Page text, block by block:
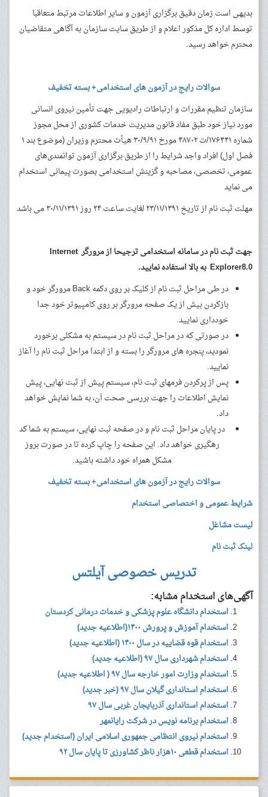
بدیهی است زمان دقیق برگزاری آزمون و سایر اطلاعات مرتبط متعاقبا
توسط اداره کل مذکور اعلام و از طریق سایت سازمان به آگاهی متقاضیان
محترم خواهد رسید.
سوالات رایج در آزمون های استخدامی+ بسته تخفیف
سازمان تنظیم مقررات و ارتباطات رادیویی جهت تأمین نیروی انسانی
مورد نیاز خود طبق مفاد قانون مدیریت خدمات کشوری از محل مجوز
شماره ۱۷۶۴۴۱/ت ۴۸۷۰۲ مورخ ۳۰/۹/۹۱ هیأت محترم وزیران (موضوع بند ۱
فصل اول) افراد واجد شرایط را از طریق برگزاری آزمون توانمندی‌های
عمومی، تخصصی، مصاحبه و گزینش استخدامی بصورت پیمانی استخدام
می نماید
مهلت ثبت نام از تاریخ ۲۳/۱۱/۱۳۹۱ لغایت ساعت ۲۴ روز ۳۰/۱۱/۱۳۹۱ می باشد
جهت ثبت نام در سامانه استخدامی ترجیحا از مرورگر Internet
Explorer8.0 به بالا استفاده نمایید.
در طی مراحل ثبت نام از کلیک بر روی دکمه Back مرورگر خود و
بازکردن بیش از یک صفحه مرورگر بر روی کامپیوتر خود جدا
خودداری نمایید.
در صورتی که در مراحل ثبت نام در سیستم به مشکلی برخورد
نمودید، پنجره های مرورگر را بسته و از ابتدا مراحل ثبت نام را آغاز
نمایید.
پس از پرکردن فرمهای ثبت نام، سیستم پیش از ثبت نهایی، پیش
نمایش اطلاعات را جهت بررسی صحت آن، به شما نمایش خواهد
داد.
در پایان مراحل ثبت نام و در صفحه ثبت نهایی، سیستم به شما کد
رهگیری خواهد داد. این صفحه را چاپ کرده تا در صورت بروز
مشکل همراه خود داشته باشید.
سوالات رایج در آزمون های استخدامی+ بسته تخفیف
شرایط عمومی و اختصاصی استخدام
لیست مشاغل
لینک ثبت نام
تدریس خصوصی آیلتس
آگهی‌های استخدام مشابه:
استخدام دانشگاه علوم پزشکی و خدمات درمانی کردستان
استخدام آموزش و پرورش ۱۴۰۰(اطلاعیه جدید)
استخدام قوه قضاییه در سال ۱۴۰۰ (اطلاعیه جدید)
استخدام شهرداری سال ۹۷ (اطلاعیه جدید)
استخدام وزارت امور خارجه سال ۹۷ ( اطلاعیه جدید)
استخدام استانداری گیلان سال ۹۷ (خبر جدید)
استخدام استانداری آذربایجان غربی سال ۹۷
استخدام برنامه نویس در شرکت رایانمهر
استخدام نیروی انتظامی جمهوری اسلامی ایران (استخدام جدید)
استخدام قطعی ۱۰هزار ناظر کشاورزی تا پایان سال ۹۲